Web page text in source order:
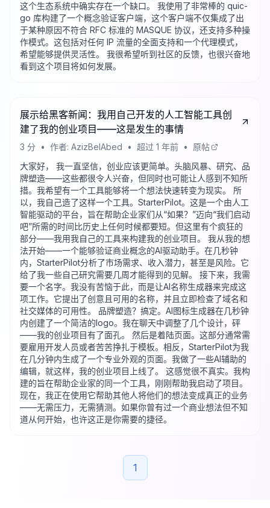
这个生态系统中确实存在一个缺口。 我使用了非常棒的 quic-
go 库构建了一个概念验证客户端，这个客户端不仅集成了出
于某种原因不符合 RFC 标准的 MASQUE 协议，还支持多种操
作模式。这包括对任何 IP 流量的全面支持和一个代理模式，
希望能够提供灵活性。 我很希望听到社区的反馈，也很兴奋地
看到这个项目将如何发展。
展示给黑客新闻：我用自己开发的人工智能工具创
建了我的创业项目——这是发生的事情
3 分 • 作者: AzizBelAbed • 超过 1 年前 •
原帖
大家好， 我一直坚信，创业应该更简单。头脑风暴、研究、品
牌塑造——这些都很令人兴奋，但同时也可能让人感到不知所
措。我希望有一个工具能够将一个想法快速转变为现实。 所
以，我自己造了这样一个工具。StarterPilot。这是一个由人工
智能驱动的平台，旨在帮助企业家们从“如果？”迈向“我们启动
吧”所需的时间比历史上任何时候都要短。但这里有个疯狂的
部分——我用我自己的工具来构建我的创业项目。 我从我的想
法开始——一个能够验证商业概念的AI驱动助手。在几秒钟
内，StarterPilot分析了市场需求、收入潜力，甚至是风险。它
给了我一些自己研究需要几周才能得到的见解。 接下来，我需
要一个名字。我没有苦恼于此，而是让AI名称生成器来完成这
项工作。它提出了创意且可用的名称，并且立即检查了域名和
社交媒体的可用性。 品牌塑造？搞定。AI图标生成器在几秒钟
内创建了一个简洁的logo。我在聊天中调整了几个设计，砰
——我的创业项目有了面孔。 然后是着陆页面。这部分通常需
要雇用开发人员或者苦苦挣扎于模板。相反，StarterPilot为我
在几分钟内生成了一个专业外观的页面。我做了一些AI辅助的
编辑，就这样，我的创业项目上线了。 这感觉很不真实。我构
建的旨在帮助企业家的同一个工具，刚刚帮助我启动了项目。
现在，我正在使用它帮助其他人将他们的想法变成真正的业务
——无需压力，无需猜测。如果你曾有过一个商业想法但不知
道从何开始，也许这正是你需要的捷径。
1